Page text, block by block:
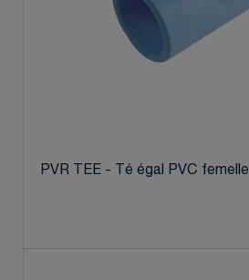
PVR TEE - Té égal PVC femelle